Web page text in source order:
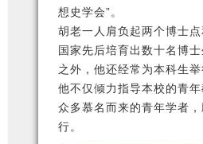
想史学会”。
胡老一人肩负起两个博士
国家先后培育出数十名博
之外，他还经常为本科生
他不仅倾力指导本校的青
众多慕名而来的青年学者
行。